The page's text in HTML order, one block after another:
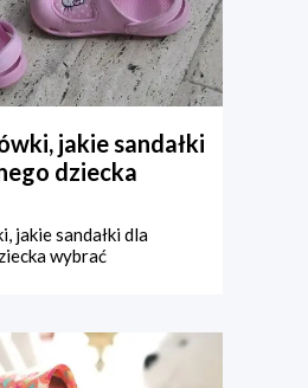
jakie sandałki
dziecka
jakie sandałki dla
wybrać